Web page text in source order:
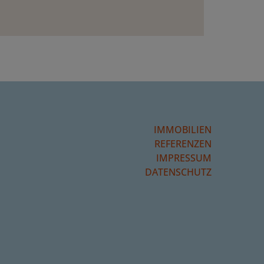
IMMOBILIEN
REFERENZEN
IMPRESSUM
DATENSCHUTZ